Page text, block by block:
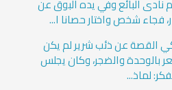
نادى البائع وفي يده البوق عن
فجاء شخص واختار حصانا ا...
القصة عن ذئب شرير لم يكن
بالوحدة والضجر، وكان يجلس
لماذ...